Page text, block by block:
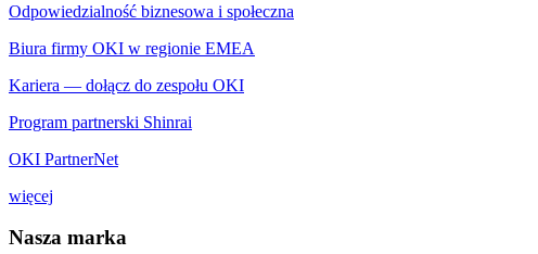
Odpowiedzialność biznesowa i społeczna
Biura firmy OKI w regionie EMEA
Kariera — dołącz do zespołu OKI
Program partnerski Shinrai
OKI PartnerNet
więcej
Nasza marka